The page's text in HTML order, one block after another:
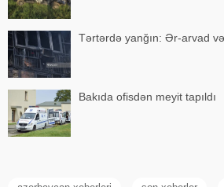
Tərtərdə yanğın: Ər-arvad
Bakıda ofisdən meyit tapıldı